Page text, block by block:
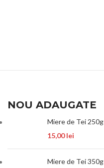
NOU ADAUGATE
Miere de Tei 250g
15,00lei
Miere de Tei 350g